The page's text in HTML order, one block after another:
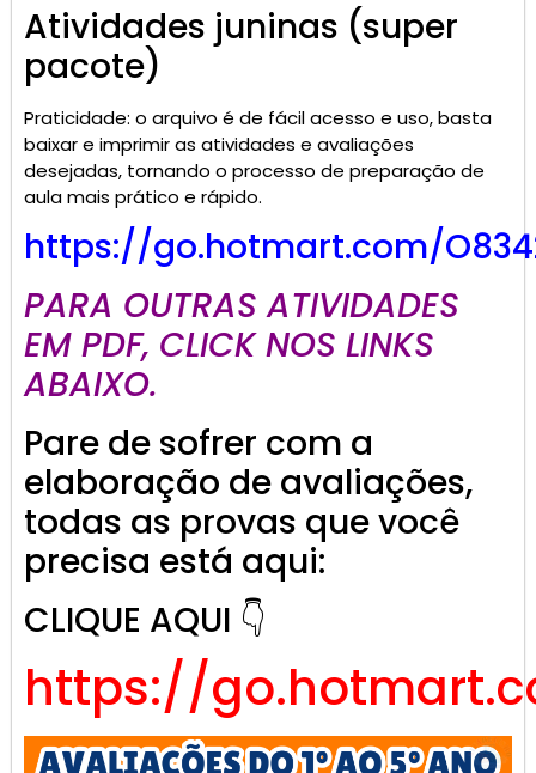
Atividades juninas (super
pacote)
Praticidade: o arquivo é de fácil acesso e uso, basta
baixar e imprimir as atividades e avaliações
desejadas, tornando o processo de preparação de
aula mais prático e rápido.
https://go.hotmart.com/
PARA OUTRAS ATIVIDADES
EM PDF, CLICK NOS LINKS
ABAIXO.
Pare de sofrer com a
elaboração de avaliações,
todas as provas que você
precisa está aqui:
CLIQUE AQUI 👇
https://